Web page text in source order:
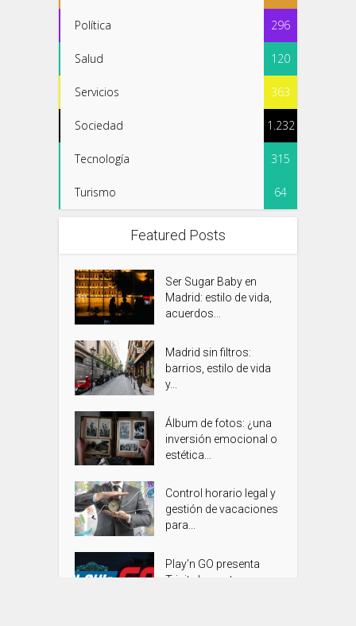
Política 296
Salud 120
Servicios 363
Sociedad 1.232
Tecnología 315
Turismo 64
Featured Posts
Ser Sugar Baby en
Madrid: estilo de vida,
acuerdos...
Madrid sin filtros:
barrios, estilo de vida
y...
Álbum de fotos: ¿una
inversión emocional o
estética...
Control horario legal y
gestión de vacaciones
para...
Play’n GO presenta
Trinity Impact: una...